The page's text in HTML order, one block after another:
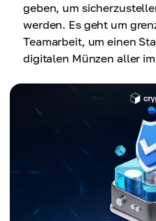
geben, um
werden. Es geht um
Teamarbeit, um einen
digitalen Münzen aller